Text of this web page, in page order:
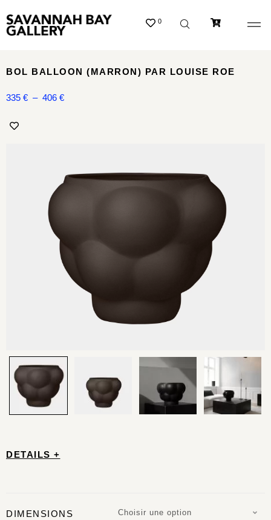
0
DETAILS +
DIMENSIONS Choisir une option
BOL BALLOON (MARRON) PAR LOUISE ROE
335 € – 406 €